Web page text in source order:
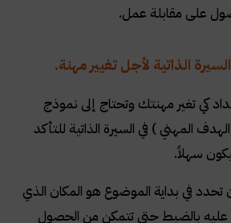
على مقابلة عمل.
الذاتية لأجل تغيير مهنة.
كي تغير مهنتك وتحتاج إلى نموذج
المهني ) في السيرة الذاتية للتأكد
سهلاً.
تحدد في بداية الموضوع هو المكان الذي
بالضبط حتى تتمكن من الحصول